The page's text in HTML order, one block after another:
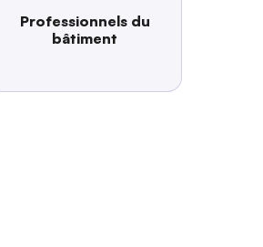
Professionnels du
bâtiment